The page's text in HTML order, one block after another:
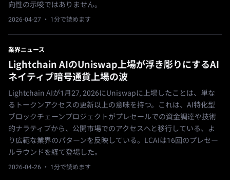
向性の示唆ではありません。
2026-04-27 · 1分で読めます
業界ニュース
Lightchain AIのUniswap上場が浮き彫りにするAI
ネイティブ暗号通貨上場の波
Lightchain AIが1月27, 2026にUniswapに上場したことは、単な
るトークンアクセスの更新以上の意味を持つ。これは、AI特化型
ブロックチェーンプロジェクトがプレセールでの資金調達や技術
的ナラティブから、公開市場でのアクセスへと移行している、よ
り広範な業界のパターンを反映している。LCAIは16回のプレセー
ルラウンドを経て登場した。
2026-04-26 · 1分で読めます